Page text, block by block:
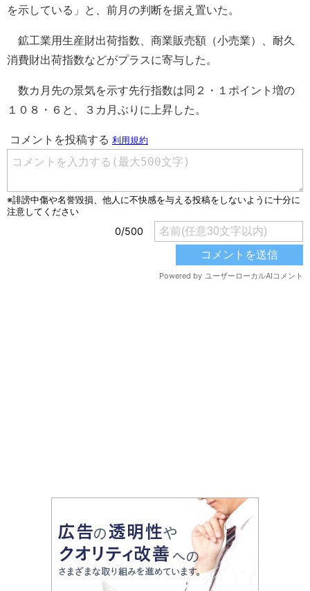
を示している」と、前月の判断を据え置いた。
鉱工業用生産財出荷指数、商業販売額（小売業）、耐久
消費財出荷指数などがプラスに寄与した。
数カ月先の景気を示す先行指数は同２・１ポイント増の
１０８・６と、３カ月ぶりに上昇した。